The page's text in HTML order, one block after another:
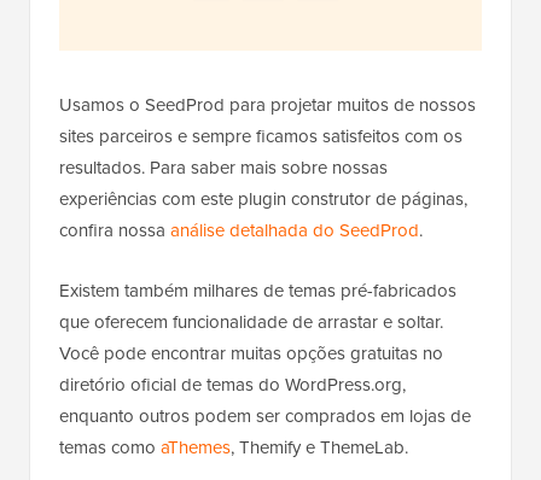
Usamos o SeedProd para projetar muitos de nossos
sites parceiros e sempre ficamos satisfeitos com os
resultados. Para saber mais sobre nossas
experiências com este plugin construtor de páginas,
confira nossa análise detalhada do SeedProd.
Existem também milhares de temas pré-fabricados
que oferecem funcionalidade de arrastar e soltar.
Você pode encontrar muitas opções gratuitas no
diretório oficial de temas do WordPress.org,
enquanto outros podem ser comprados em lojas de
temas como aThemes, Themify e ThemeLab.